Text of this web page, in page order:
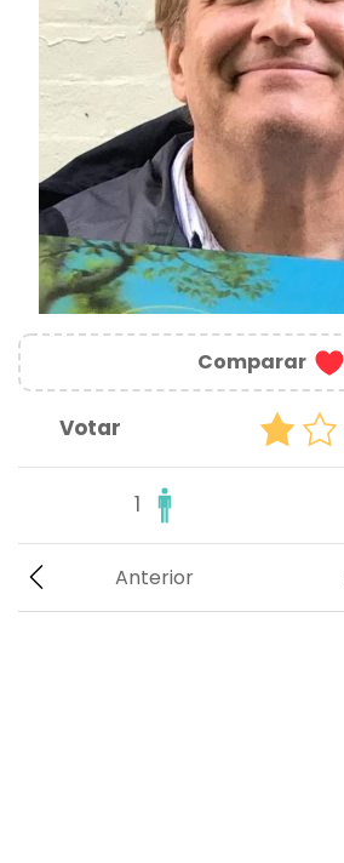
Comparar
Votar
1
Anterior